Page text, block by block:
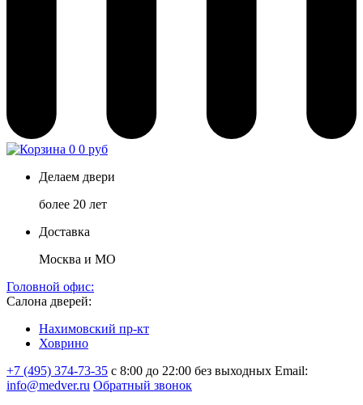
0 0 руб
Делаем двери
более 20 лет
Доставка
Москва и МО
Головной офис:
Салона дверей:
Нахимовский пр-кт
Ховрино
+7 (495) 374-73-35 с 8:00 до 22:00 без выходных Email:
info@medver.ru Обратный звонок